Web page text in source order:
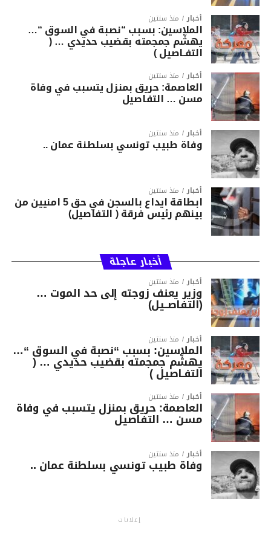
أخبار منذ سنتين
الملاسين: بسبب “نصبة في السوق “…
يهشّم جمجمته بقضيب حديدي … (
التفـاصيل )
أخبار منذ سنتين
العاصمة: حريق بمنزل يتسبب في وفاة
مسن … التفاصيل
أخبار منذ سنتين
وفاة طبيب تونسي بسلطنة عمان ..
أخبار منذ سنتين
ابطاقة ايداع بالسجن في حق 5 امنيين من
بينهم رئيس فرقة ( التفاصيل)
أخبار عاجلة
أخبار منذ سنتين
وزير يعنف زوجته إلى حد الموت …
(التفاصــيل)
أخبار منذ سنتين
الملاسين: بسبب “نصبة في السوق “…
يهشّم جمجمته بقضيب حديدي … (
التفـاصيل )
أخبار منذ سنتين
العاصمة: حريق بمنزل يتسبب في وفاة
مسن … التفاصيل
أخبار منذ سنتين
وفاة طبيب تونسي بسلطنة عمان ..
إعلانات